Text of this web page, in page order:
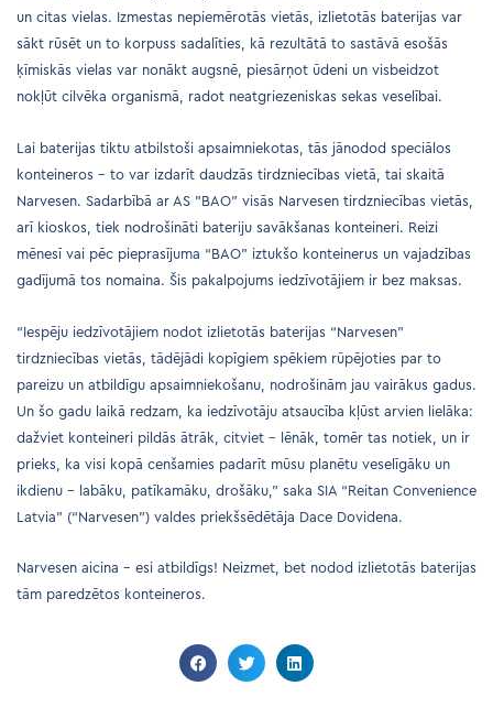
un citas vielas. Izmestas nepiemērotās vietās, izlietotās baterijas var
sākt rūsēt un to korpuss sadalīties, kā rezultātā to sastāvā esošās
ķīmiskās vielas var nonākt augsnē, piesārņot ūdeni un visbeidzot
nokļūt cilvēka organismā, radot neatgriezeniskas sekas veselībai.
Lai baterijas tiktu atbilstoši apsaimniekotas, tās jānodod speciālos
konteineros – to var izdarīt daudzās tirdzniecības vietā, tai skaitā
Narvesen. Sadarbībā ar AS ”BAO” visās Narvesen tirdzniecības vietās,
arī kioskos, tiek nodrošināti bateriju savākšanas konteineri. Reizi
mēnesī vai pēc pieprasījuma “BAO” iztukšo konteinerus un vajadzības
gadījumā tos nomaina. Šis pakalpojums iedzīvotājiem ir bez maksas.
“Iespēju iedzīvotājiem nodot izlietotās baterijas “Narvesen”
tirdzniecības vietās, tādējādi kopīgiem spēkiem rūpējoties par to
pareizu un atbildīgu apsaimniekošanu, nodrošinām jau vairākus gadus.
Un šo gadu laikā redzam, ka iedzīvotāju atsaucība kļūst arvien lielāka:
dažviet konteineri pildās ātrāk, citviet – lēnāk, tomēr tas notiek, un ir
prieks, ka visi kopā cenšamies padarīt mūsu planētu veselīgāku un
ikdienu – labāku, patīkamāku, drošāku,” saka SIA “Reitan Convenience
Latvia” (“Narvesen”) valdes priekšsēdētāja Dace Dovidena.
Narvesen aicina – esi atbildīgs! Neizmet, bet nodod izlietotās baterijas
tām paredzētos konteineros.